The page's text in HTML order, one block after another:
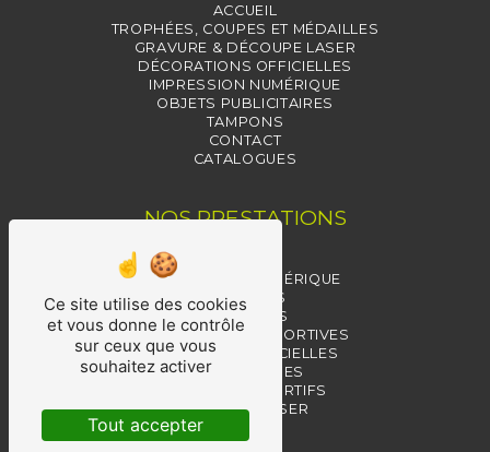
ACCUEIL
TROPHÉES, COUPES ET MÉDAILLES
GRAVURE & DÉCOUPE LASER
DÉCORATIONS OFFICIELLES
IMPRESSION NUMÉRIQUE
OBJETS PUBLICITAIRES
TAMPONS
CONTACT
CATALOGUES
NOS PRESTATIONS
IMPRESSION NUMÉRIQUE
TROPHÉES
MÉDAILLES
RÉCOMPENSES SPORTIVES
MÉDAILLES OFFICIELLES
RÉCOMPENSES
TROPHÉES SPORTIFS
GRAVURE LASER
COUPES
Ce site utilise des cookies
et vous donne le contrôle
sur ceux que vous
souhaitez activer
Tout accepter